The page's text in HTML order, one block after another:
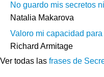
No guardo mis secretos
Natalia Makarova
Valoro mi capacidad
Richard Armitage
Ver todas las frases de